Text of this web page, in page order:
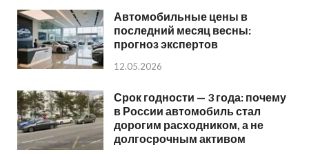
Автомобильные цены в
последний месяц весны:
прогноз экспертов
12.05.2026
Срок годности — 3 года: почему
в России автомобиль стал
дорогим расходником, а не
долгосрочным активом